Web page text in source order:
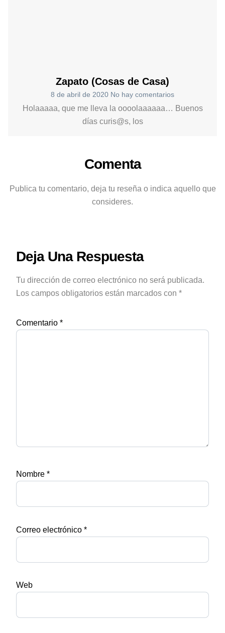
Zapato (Cosas de Casa)
8 de abril de 2020 No hay comentarios
Holaaaaa, que me lleva la oooolaaaaaa… Buenos
días curis@s, los
Comenta
Publica tu comentario, deja tu reseña o indica aquello que
consideres.
Deja Una Respuesta
Tu dirección de correo electrónico no será publicada.
Los campos obligatorios están marcados con *
Comentario *
Nombre *
Correo electrónico *
Web